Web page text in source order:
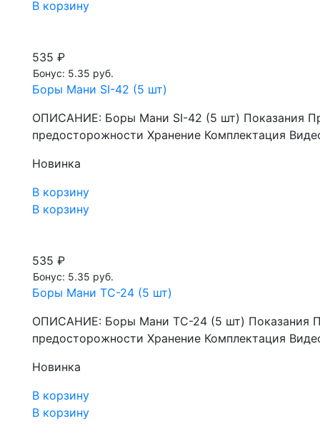
В корзину
535 ₽
Бонус: 5.35 руб.
Боры Мани SI-42 (5 шт)
ОПИСАНИЕ: Боры Мани SI-42 (5 шт) Показания
предосторожности Хранение Комплектация
Новинка
В корзину
В корзину
535 ₽
Бонус: 5.35 руб.
Боры Мани TC-24 (5 шт)
ОПИСАНИЕ: Боры Мани TC-24 (5 шт) Показания
предосторожности Хранение Комплектация
Новинка
В корзину
В корзину